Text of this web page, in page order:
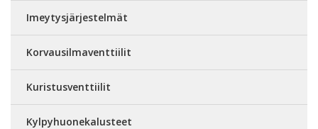
Imeytysjärjestelmät
Korvausilmaventtiilit
Kuristusventtiilit
Kylpyhuonekalusteet